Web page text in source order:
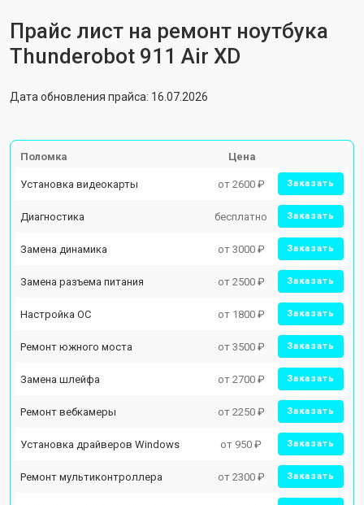
Прайс лист на ремонт ноутбука
Thunderobot 911 Air XD
Дата обновления прайса: 16.07.2026
Поломка Цена
Установка видеокарты от 2600 ₽ Заказать
Диагностика бесплатно Заказать
Замена динамика от 3000 ₽ Заказать
Замена разъема питания от 2500 ₽ Заказать
Настройка ОС от 1800 ₽ Заказать
Ремонт южного моста от 3500 ₽ Заказать
Замена шлейфа от 2700 ₽ Заказать
Ремонт вебкамеры от 2250 ₽ Заказать
Установка драйверов Windows от 950 ₽ Заказать
Ремонт мультиконтроллера от 2300 ₽ Заказать